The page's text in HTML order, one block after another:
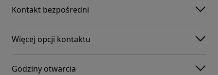
Kontakt bezpośredni
Więcej opcji kontaktu
Godziny otwarcia